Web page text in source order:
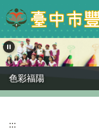
跳
到
主
要
內
容
色彩福陽
幸福綠山
:::